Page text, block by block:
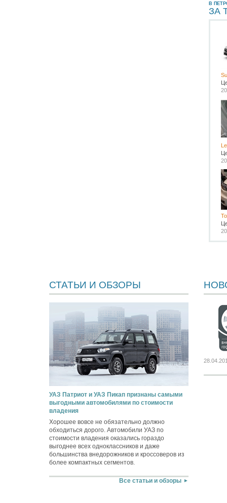
В
ЗА
СТАТЬИ И ОБЗОРЫ
УАЗ Патриот и УАЗ Пикап признаны самыми
выгодными автомобилями по стоимости
владения
Хорошее вовсе не обязательно должно
обходиться дорого. Автомобили УАЗ по
стоимости владения оказались гораздо
выгоднее всех одноклассников и даже
большинства внедорожников и кроссоверов из
более компактных сегментов.
Все статьи и обзоры